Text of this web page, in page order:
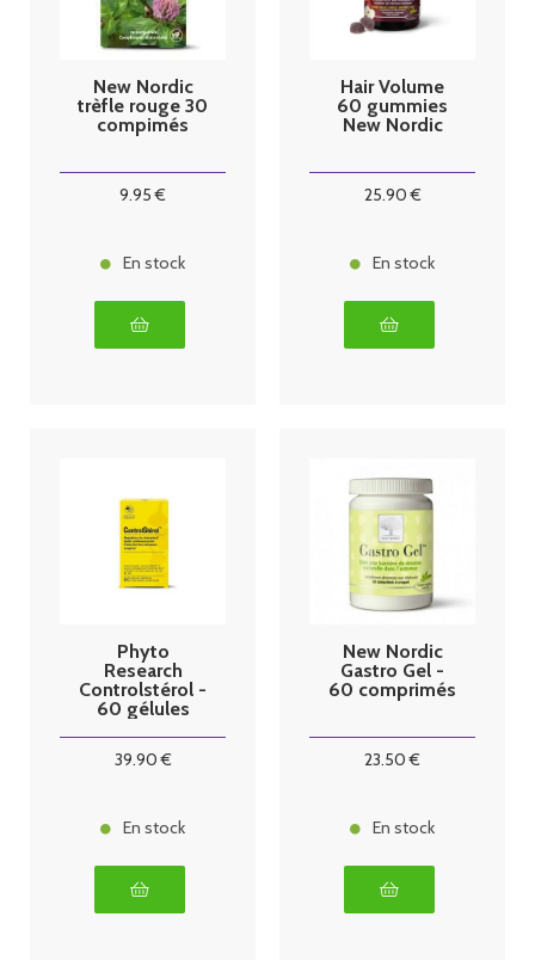
New Nordic
trèfle rouge 30
compimés
9.95 €
En stock
Hair Volume
60 gummies
New Nordic
25.90€
En stock
Phyto
Research
Controlstérol -
60 gélules
39.90€
En stock
New Nordic
Gastro Gel -
60 comprimés
23.50 €
En stock